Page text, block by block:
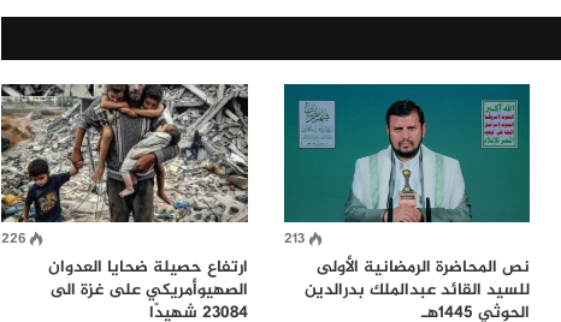
213
نص المحاضرة الرمضانية الأولى
للسيد القائد عبدالملك بدرالدين
الحوثي 1445هـ
226
ارتفاع حصيلة ضحايا العدوان
الصهيوأمريكي على غزة الى
23084 شهيدًا